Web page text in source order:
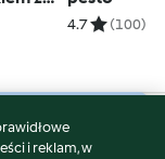
4.7 (100)
i reklam, w